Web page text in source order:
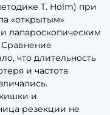
T. Holm) при
«открытым»
лапароскопическим
Сравнение
что длительность
и частота
и
резекции не